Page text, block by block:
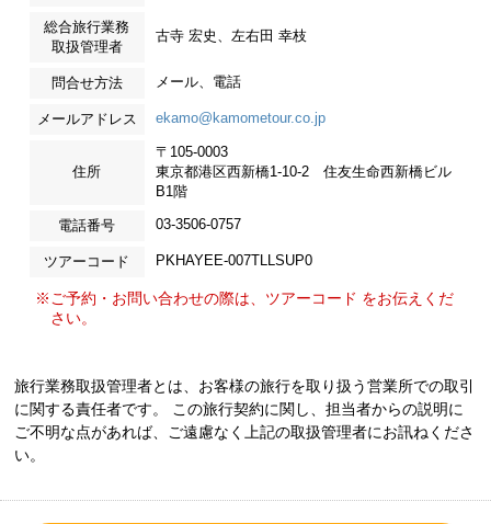
総合旅行業務
取扱管理者
古寺 宏史、左右田 幸枝
問合せ方法 メール、電話
メールアドレス ekamo@kamometour.co.jp
住所
〒105-0003
東京都港区西新橋1-10-2 住友生命西新橋ビル
B1階
電話番号 03-3506-0757
ツアーコード PKHAYEE-007TLLSUP0
※ご予約・お問い合わせの際は、ツアーコード をお伝えくだ
さい。
旅行業務取扱管理者とは、お客様の旅行を取り扱う営業所での取引
に関する責任者です。 この旅行契約に関し、担当者からの説明に
ご不明な点があれば、ご遠慮なく上記の取扱管理者にお訊ねくださ
い。